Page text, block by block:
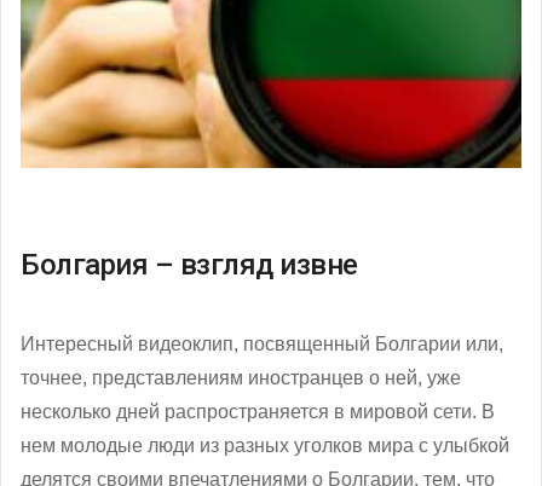
Болгария – взгляд извне
Интересный видеоклип, посвященный Болгарии или,
точнее, представлениям иностранцев о ней, уже
несколько дней распространяется в мировой сети. В
нем молодые люди из разных уголков мира с улыбкой
делятся своими впечатлениями о Болгарии, тем, что